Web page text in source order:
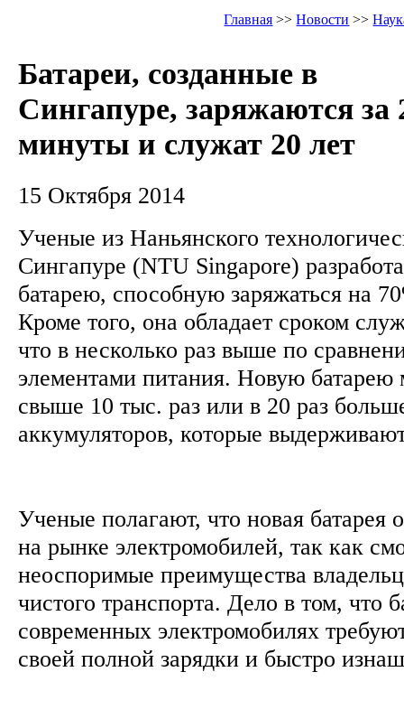
Главная >>Новости >>
Батареи, созданные в
Сингапуре, заряжаются за
минуты и служат 20 лет
15 Октября 2014
Ученые из Наньянского
Сингапуре (NTU Singapore)
батарею, способную заряжаться на
Кроме того, она обладает сроком
что в несколько раз выше по
элементами питания. Новую батарею
свыше 10 тыс. раз или в 20 раз
аккумуляторов, которые
Ученые полагают, что новая батарея
на рынке электромобилей, так как
неоспоримые преимущества
чистого транспорта. Дело в том, что
современных электромобилях
своей полной зарядки и быстро